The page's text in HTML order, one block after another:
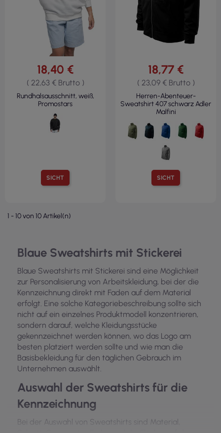
SICHT
18,40 €
( 22,63 € Brutto )
Rundhalsausschnitt, weiß,
Promostars
SICHT
18,77 €
( 23,09 € Brutto )
Herren-Abenteuer-
Sweatshirt 407 schwarz Adler
Malfini
1 - 10 von 10 Artikel(n)
Blaue Sweatshirts mit Stickerei
Blaue Sweatshirts mit Stickerei sind eine Möglichkeit
zur Personalisierung von Arbeitskleidung, bei der die
Kennzeichnung direkt mit Faden auf dem Material
erfolgt. Eine solche Kategoriebeschreibung sollte sich
nicht auf ein einzelnes Produktmodell konzentrieren,
sondern darauf, welche Kleidungsstücke
gekennzeichnet werden können, wo das Logo am
besten platziert werden sollte und wie man die
Basisbekleidung für den täglichen Gebrauch im
Unternehmen auswählt.
Auswahl der Sweatshirts für die
Kennzeichnung
Bei der Auswahl von Sweatshirts sind Material,